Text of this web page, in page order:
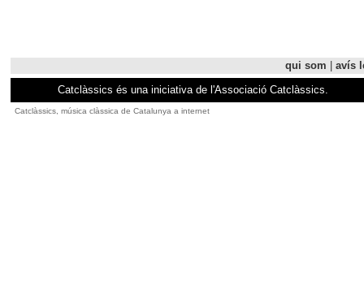
qui som
avís
Catclàssics és una iniciativa de l'Associació Catclàssics.
Catclàssics, música clàssica de Catalunya a internet